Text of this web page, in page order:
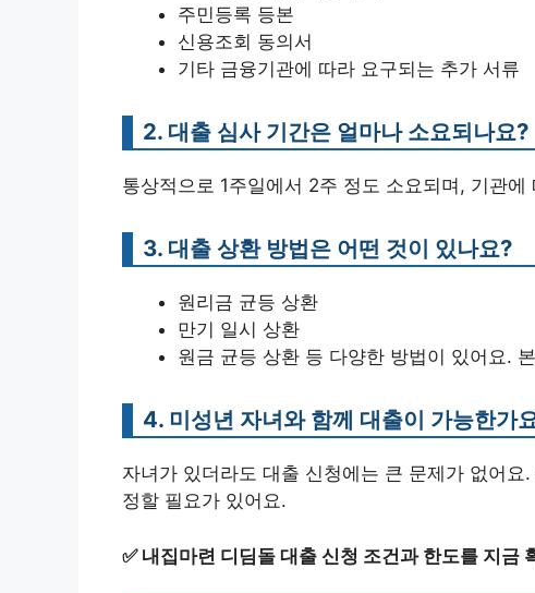
주민등록 등본
신용조회 동의서
기타 금융기관에 따라 요구되는 추가 서류
2. 대출 심사 기간은 얼마나 소요되나요?
통상적으로 1주일에서 2주 정도 소요되며, 기관
3. 대출 상환 방법은 어떤 것이 있나요?
원리금 균등 상환
만기 일시 상환
원금 균등 상환 등 다양한 방법이 있어요.
4. 미성년 자녀와 함께 대출이 가능한가
자녀가 있더라도 대출 신청에는 큰 문제가 없어
정할 필요가 있어요.
✅ 내집마련 디딤돌 대출 신청 조건과 한도를 지금